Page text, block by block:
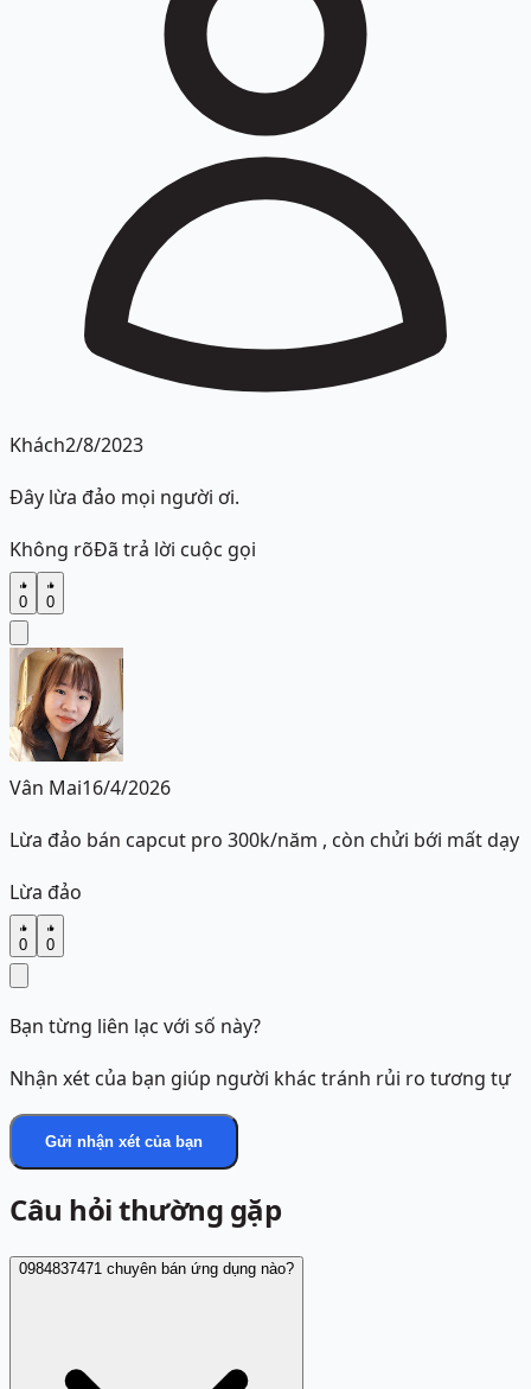
Khách2/8/2023
Đây lừa đảo mọi người ơi.
Không rõĐã trả lời cuộc gọi
0 0
Vân Mai16/4/2026
Lừa đảo bán capcut pro 300k/năm , còn chửi bới mất dạy
Lừa đảo
0 0
Bạn từng liên lạc với số này?
Nhận xét của bạn giúp người khác tránh rủi ro tương tự
Gửi nhận xét của bạn
Câu hỏi thường gặp
0984837471 chuyên bán ứng dụng nào?